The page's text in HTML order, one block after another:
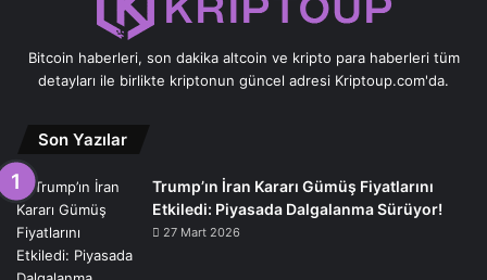
Bitcoin haberleri, son dakika altcoin ve kripto para haberleri tüm
detayları ile birlikte kriptonun güncel adresi Kriptoup.com'da.
Son Yazılar
Trump’ın İran Kararı Gümüş Fiyatlarını
Etkiledi: Piyasada Dalgalanma Sürüyor!
27 Mart 2026